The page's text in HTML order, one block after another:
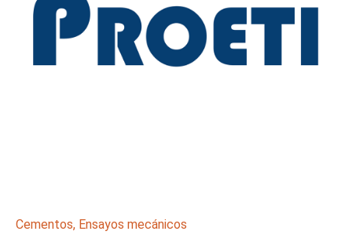
Cementos, Ensayos mecánicos